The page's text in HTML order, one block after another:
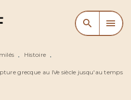
CONTENU
search menu
• Histoire •
grecque au IVe siècle jusqu'au temps